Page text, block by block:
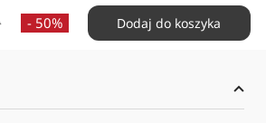
Dodaj do koszyka
- 50%